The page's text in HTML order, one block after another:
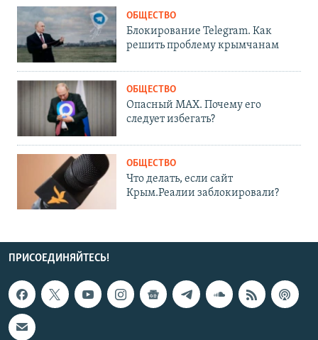
ОБЩЕСТВО
Блокирование Telegram. Как
решить проблему крымчанам
ОБЩЕСТВО
Опасный MAX. Почему его
следует избегать?
ОБЩЕСТВО
Что делать, если сайт
Крым.Реалии заблокировали?
ПРИСОЕДИНЯЙТЕСЬ!